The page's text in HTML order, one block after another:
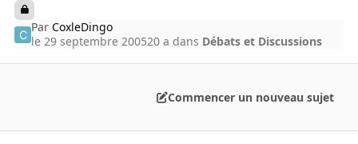
ParCoxleDingo
le 29 septembre 200520 a dans Débats et Discussions
Commencer un nouveau sujet